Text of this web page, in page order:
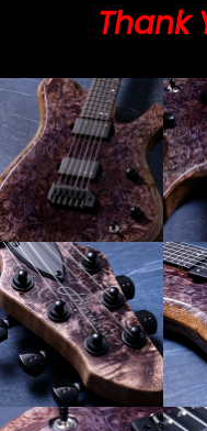
Thank